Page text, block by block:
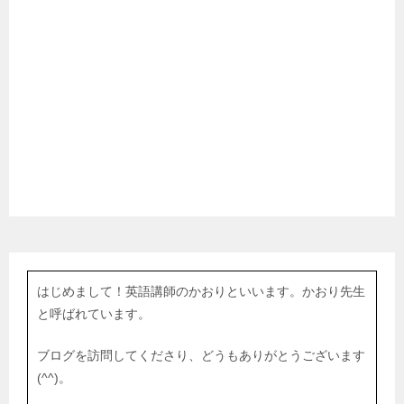
はじめまして！英語講師のかおりといいます。かおり先生
と呼ばれています。
ブログを訪問してくださり、どうもありがとうございます
(^^)。